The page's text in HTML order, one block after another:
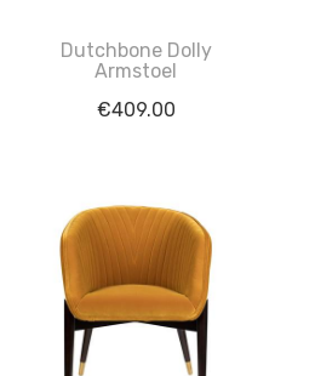
Dutchbone Dolly
Armstoel
€409.00